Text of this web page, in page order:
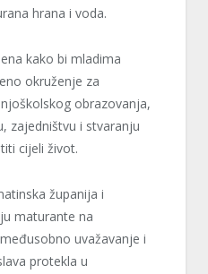
hrana i voda.
kako bi mladima
okruženje za
obrazovanja,
zajedništvu i stvaranju
cijeli život.
županija i
maturante na
uvažavanje i
protekla u